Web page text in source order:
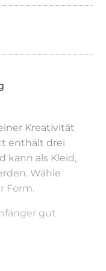
Kreativität
enthält drei
kann als Kleid,
Wähle
Form.
gut